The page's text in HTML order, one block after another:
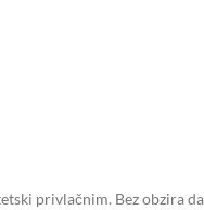
privlačnim. Bez obzira